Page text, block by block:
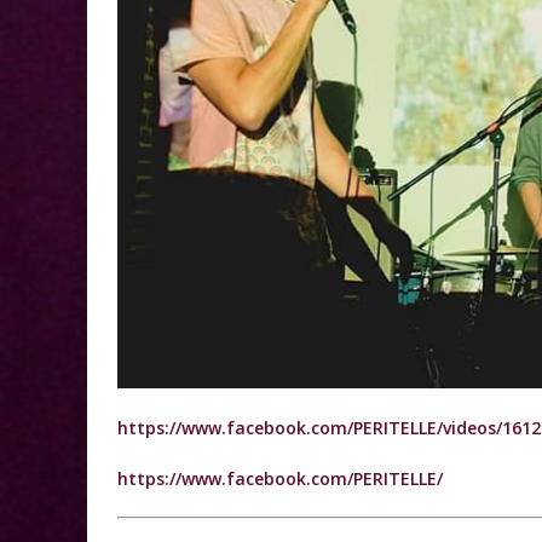
https://www.facebook.com/PERITELLE/videos/
https://www.facebook.com/PERITELLE/